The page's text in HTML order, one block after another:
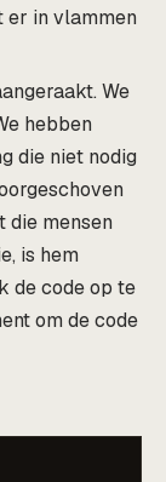
er in vlammen
We
hebben
die niet nodig
die mensen
is hem
de code op te
om de code